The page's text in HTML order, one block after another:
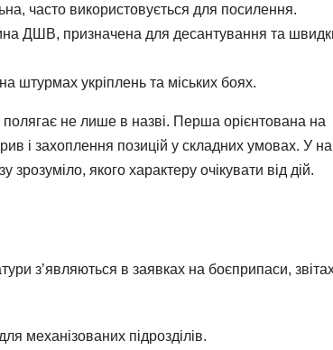
часто використовується для посилення.
ДШВ, призначена для десантування та
штурмах укріплень та міських боях.
не лише в назві. Перша орієнтована на
і захоплення позицій у складних умовах. У
якого характеру очікувати від дій.
з’являються в заявках на боєприпаси,
механізованих підрозділів.